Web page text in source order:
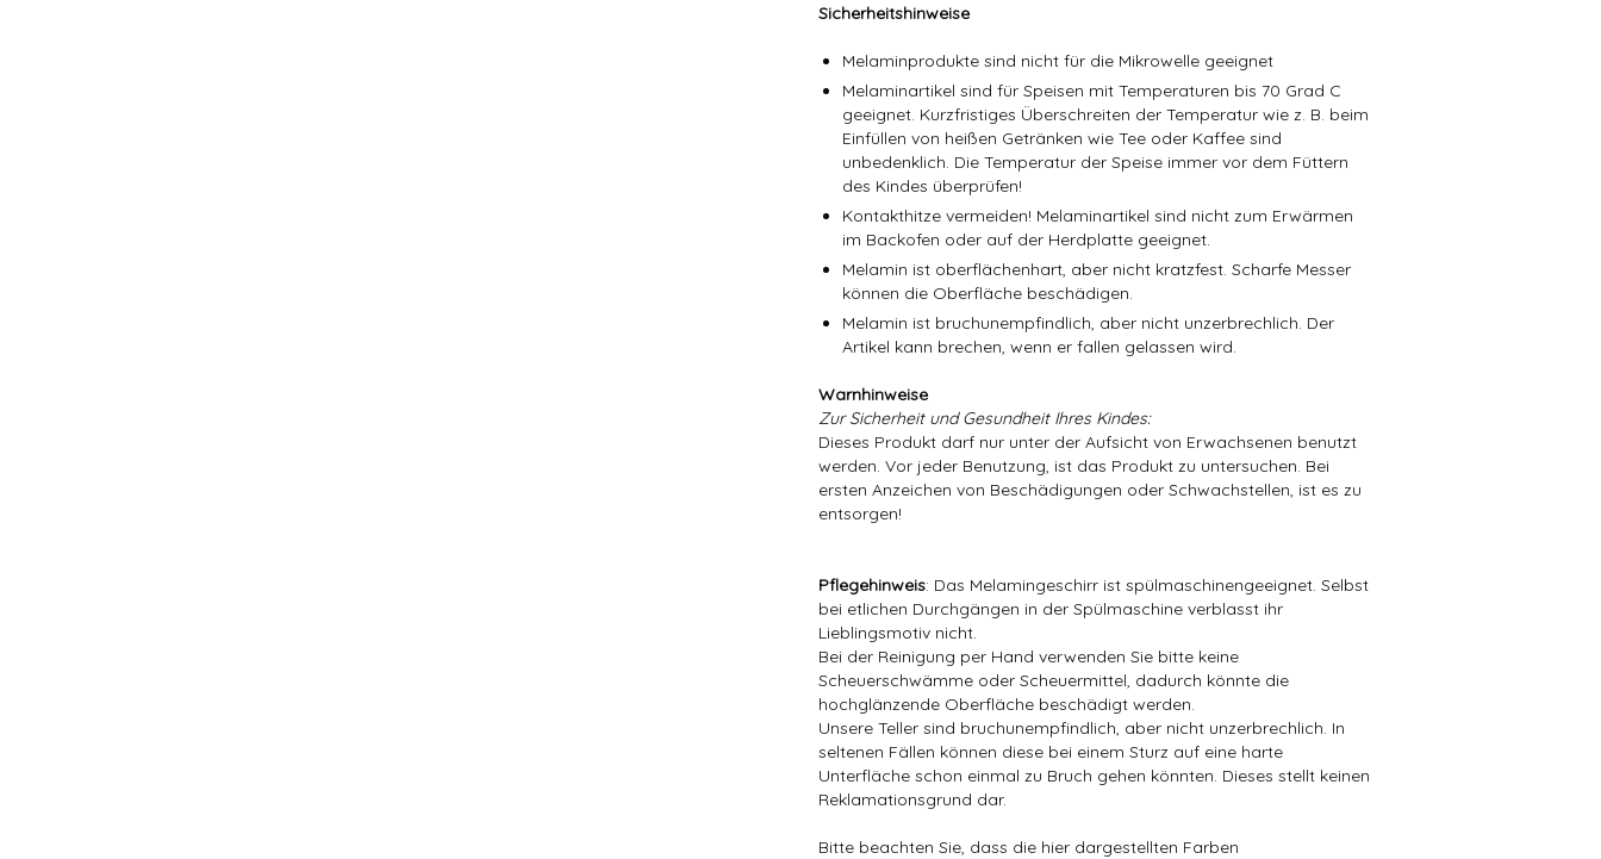
Sicherheitshinweise
Melaminprodukte sind nicht für die Mikrowelle geeignet
Melaminartikel sind für Speisen mit Temperaturen bis 70 Grad C
geeignet. Kurzfristiges Überschreiten der Temperatur wie z. B. beim
Einfüllen von heißen Getränken wie Tee oder Kaffee sind
unbedenklich. Die Temperatur der Speise immer vor dem Füttern
des Kindes überprüfen!
Kontakthitze vermeiden! Melaminartikel sind nicht zum Erwärmen
im Backofen oder auf der Herdplatte geeignet.
Melamin ist oberflächenhart, aber nicht kratzfest. Scharfe Messer
können die Oberfläche beschädigen.
Melamin ist bruchunempfindlich, aber nicht unzerbrechlich. Der
Artikel kann brechen, wenn er fallen gelassen wird.
Warnhinweise
Zur Sicherheit und Gesundheit Ihres Kindes:
Dieses Produkt darf nur unter der Aufsicht von Erwachsenen benutzt
werden. Vor jeder Benutzung, ist das Produkt zu untersuchen. Bei
ersten Anzeichen von Beschädigungen oder Schwachstellen, ist es zu
entsorgen!
Pflegehinweis: Das Melamingeschirr ist spülmaschinengeeignet. Selbst
bei etlichen Durchgängen in der Spülmaschine verblasst ihr
Lieblingsmotiv nicht.
Bei der Reinigung per Hand verwenden Sie bitte keine
Scheuerschwämme oder Scheuermittel, dadurch könnte die
hochglänzende Oberfläche beschädigt werden.
Unsere Teller sind bruchunempfindlich, aber nicht unzerbrechlich. In
seltenen Fällen können diese bei einem Sturz auf eine harte
Unterfläche schon einmal zu Bruch gehen könnten. Dieses stellt keinen
Reklamationsgrund dar.
Bitte beachten Sie, dass die hier dargestellten Farben